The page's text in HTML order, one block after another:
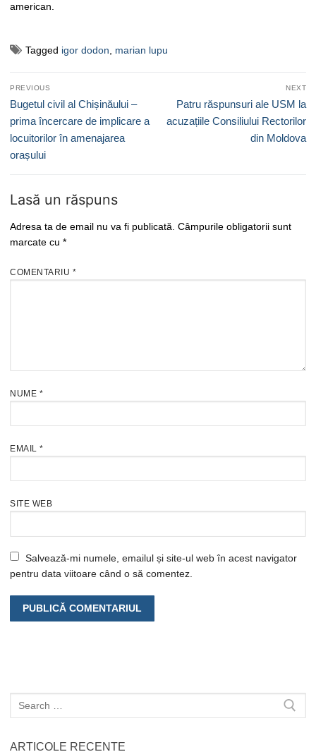
american.
Tagged igor dodon marian lupu
Navigare
în
articole
PREVIOUS
Previous
post:
Bugetul civil al Chișinăului –
prima încercare de implicare a
locuitorilor în amenajarea
orașului
NEXT
Next
post:
Patru răspunsuri ale USM la
acuzațiile Consiliului Rectorilor
din Moldova
Lasă un răspuns
Adresa ta de email nu va fi publicată. Câmpurile obligatorii sunt
marcate cu *
COMENTARIU *
NUME *
EMAIL *
SITE WEB
Salvează-mi numele, emailul și site-ul web în acest navigator
pentru data viitoare când o să comentez.
Caută
după:
ARTICOLE RECENTE